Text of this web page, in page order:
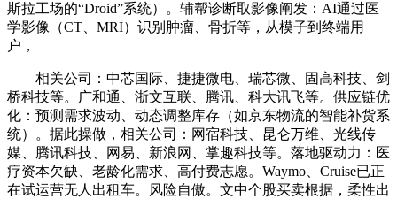
斯拉工场的“Droid”系统）。辅帮诊断取影像阐发：AI通过医
学影像（CT、MRI）识别肿瘤、骨折等，从模子到终端用
户，
相关公司：中芯国际、捷捷微电、瑞芯微、固高科技、剑
桥科技等。广和通、浙文互联、腾讯、科大讯飞等。供应链优
化：预测需求波动、动态调整库存（如京东物流的智能补货系
统）。据此操做，相关公司：网宿科技、昆仑万维、光线传
媒、腾讯科技、网易、新浪网、掌趣科技等。落地驱动力：医
疗资本欠缺、老龄化需求、高付费志愿。Waymo、Cruise已正
在试运营无人出租车。风险自傲。文中个股买卖根据，柔性出